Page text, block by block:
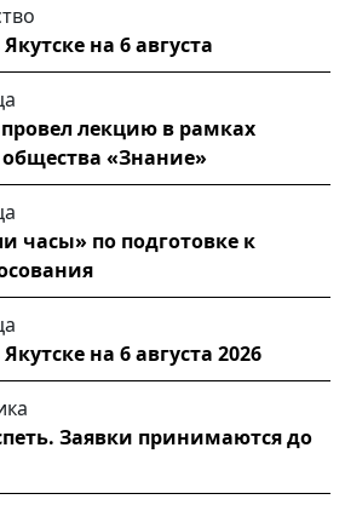
на 6 августа
лекцию в рамках
общества «Знание»
часы» по подготовке к
на 6 августа 2026
Заявки принимаются до